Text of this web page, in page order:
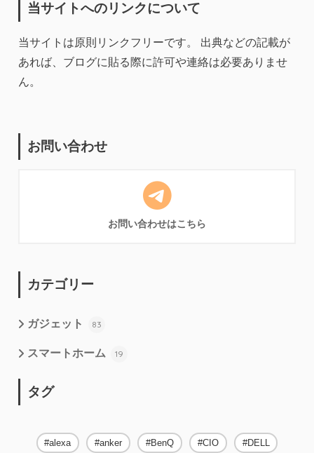
当サイトへのリンクについて
当サイトは原則リンクフリーです。 出典などの記載が
あれば、ブログに貼る際に許可や連絡は必要ありませ
ん。
お問い合わせ
お問い合わせはこちら
カテゴリー
ガジェット 83
スマートホーム 19
タグ
alexa anker BenQ CIO DELL